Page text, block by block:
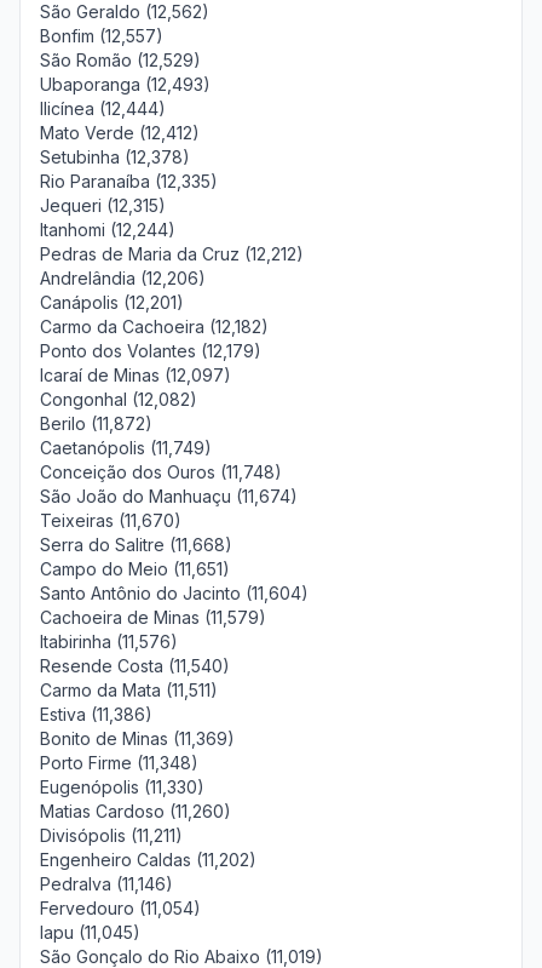
São Geraldo (12,562)
Bonfim (12,557)
São Romão (12,529)
Ubaporanga (12,493)
Ilicínea (12,444)
Mato Verde (12,412)
Setubinha (12,378)
Rio Paranaíba (12,335)
Jequeri (12,315)
Itanhomi (12,244)
Pedras de Maria da Cruz (12,212)
Andrelândia (12,206)
Canápolis (12,201)
Carmo da Cachoeira (12,182)
Ponto dos Volantes (12,179)
Icaraí de Minas (12,097)
Congonhal (12,082)
Berilo (11,872)
Caetanópolis (11,749)
Conceição dos Ouros (11,748)
São João do Manhuaçu (11,674)
Teixeiras (11,670)
Serra do Salitre (11,668)
Campo do Meio (11,651)
Santo Antônio do Jacinto (11,604)
Cachoeira de Minas (11,579)
Itabirinha (11,576)
Resende Costa (11,540)
Carmo da Mata (11,511)
Estiva (11,386)
Bonito de Minas (11,369)
Porto Firme (11,348)
Eugenópolis (11,330)
Matias Cardoso (11,260)
Divisópolis (11,211)
Engenheiro Caldas (11,202)
Pedralva (11,146)
Fervedouro (11,054)
Iapu (11,045)
São Gonçalo do Rio Abaixo (11,019)